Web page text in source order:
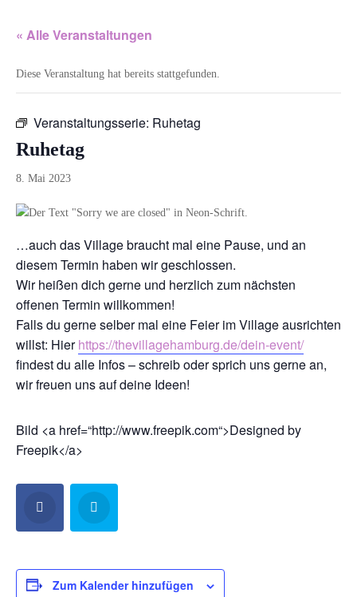
« Alle Veranstaltungen
Diese Veranstaltung hat bereits stattgefunden.
Veranstaltungsserie: Ruhetag
Ruhetag
8. Mai 2023
…auch das Village braucht mal eine Pause, und an
diesem Termin haben wir geschlossen.
Wir heißen dich gerne und herzlich zum nächsten
offenen Termin willkommen!
Falls du gerne selber mal eine Feier im Village ausrichten
willst: Hierhttps://thevillagehamburg.de/dein-event/
findest du alle Infos – schreib oder sprich uns gerne an,
wir freuen uns auf deine Ideen!
Bild <a href=“http://www.freepik.com“>Designed by
Freepik</a>
Zum Kalender hinzufügen